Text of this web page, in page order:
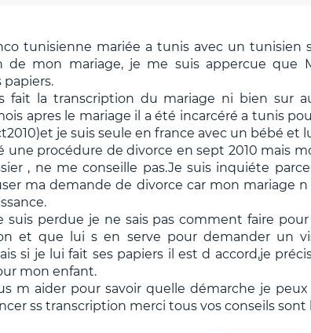
tunisienne mariée a tunis avec un tunisien
de mon mariage, je me suis appercue que
papiers.
fait la transcription du mariage ni bien sur
apres le mariage il a été incarcéré a tunis
je suis seule en france avec un bébé et
une procédure de divorce en sept 2010 mais
, ne me conseille pas.Je suis inquiéte
ma demande de divorce car mon mariage
suis perdue je ne sais pas comment faire
et que lui s en serve pour demander un
si je lui fait ses papiers il est d accord,je
mon enfant.
m aider pour savoir quelle démarche je
ss transcription merci tous vos conseils sont